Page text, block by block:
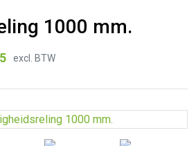
1000 mm.
excl. BTW